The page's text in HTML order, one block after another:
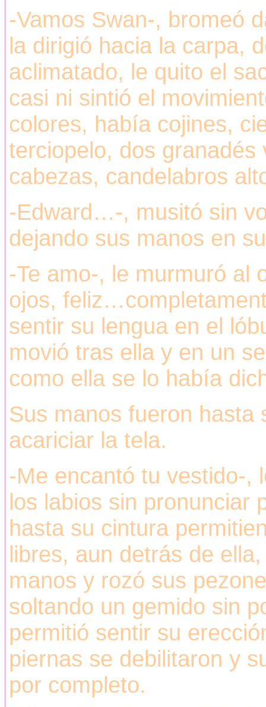
-Vamos Swan-, bromeó
la dirigió hacia la carpa,
aclimatado, le quito el
casi ni sintió el
colores, había cojines,
terciopelo, dos
cabezas, candelabros
-Edward…-, musitó sin
dejando sus manos en
-Te amo-, le murmuró al
ojos,
sentir su lengua en el
movió tras ella y en un
como ella se lo había
Sus manos fueron hasta
acariciar la tela.
-Me encantó tu vestido-,
los labios sin pronunciar
hasta su cintura
libres, aun detrás de
manos y rozó sus
soltando un gemido sin
permitió sentir su
piernas se debilitaron y
por completo.